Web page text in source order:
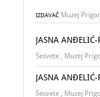
IZDAVAČ Muzej
JASNA
Sesvete , Muzej
JASNA
Sesvete , Muzej